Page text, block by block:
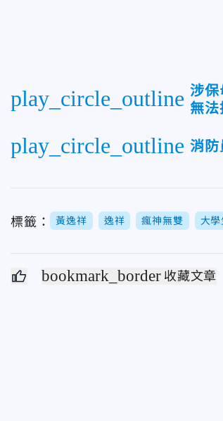
play_circle_outline 涉
無法
play_circle_outline 消防
標籤： 黃逸祥 逸祥 瘋神無雙 大
bookmark_border 收藏文章